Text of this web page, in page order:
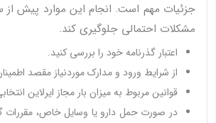
جزئیات مهم است. انجام این موارد پیش از
مشکلات احتمالی جلوگیری کند.
اعتبار گذرنامه خود را بررسی کنید.
از شرایط ورود و مدارک موردنیاز مقصد
قوانین مربوط به میزان بار مجاز ایرلاین
در صورت حمل دارو یا وسایل خاص، مقررات